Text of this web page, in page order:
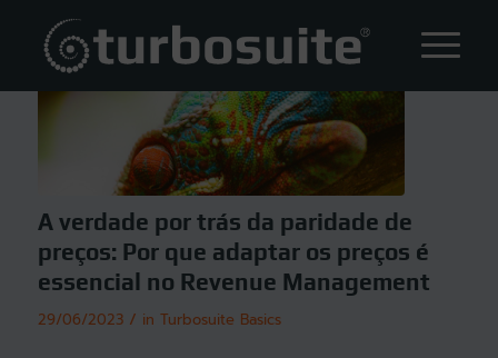
A verdade por trás da paridade de
preços: Por que adaptar os preços é
essencial no Revenue Management
29/06/2023 / in Turbosuite Basics